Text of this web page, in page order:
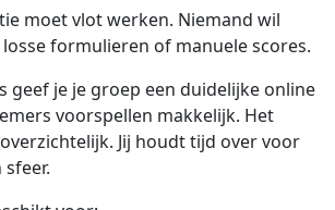
moet vlot werken. Niemand wil
losse formulieren of manuele scores.
geef je je groep een duidelijke online
voorspellen makkelijk. Het
Jij houdt tijd over voor